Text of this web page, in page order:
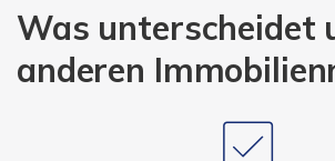
Was unterscheidet
anderen